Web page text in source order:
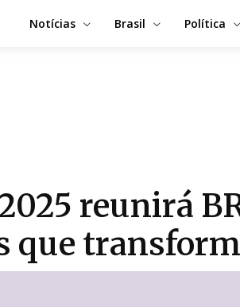
Notícias Brasil Política
reunirá
que